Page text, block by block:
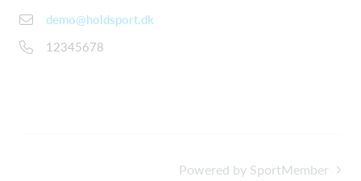
demo@holdsport.dk
12345678
Powered by SportMember